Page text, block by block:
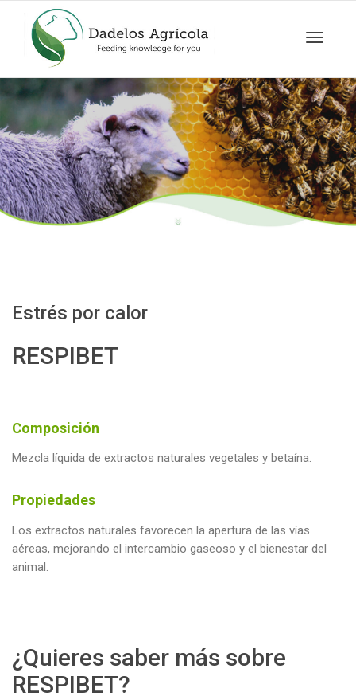
Estrés por calor
RESPIBET
Composición
Mezcla líquida de extractos naturales vegetales y betaína.
Propiedades
Los extractos naturales favorecen la apertura de las vías
aéreas, mejorando el intercambio gaseoso y el bienestar del
animal.
¿Quieres saber más sobre
RESPIBET?